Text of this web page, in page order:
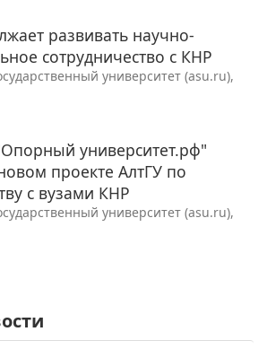
развивать научно-
сотрудничество с КНР
университет (asu.ru),
университет.рф"
проекте АлтГУ по
с вузами КНР
университет (asu.ru),